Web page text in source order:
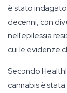
è stato
decenni, con
nell'epilessia
cui le evidenze
Secondo
cannabis è